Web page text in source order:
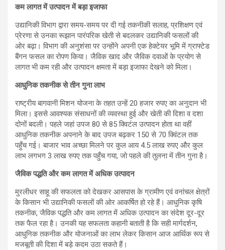
कम लागत में उत्पादन में बड़ा इजाफा
उद्यानिकी विभाग द्वारा समय-समय पर दी गई तकनीकी सलाह, प्रशिक्षण एवं
प्रेरणा से उनका रूझान पारंपरिक खेती से बदलकर उद्यानिकी फसलों की
ओर बढ़ा। विभाग की अनुशंसा पर उन्होंने अपनी एक हेक्टेयर भूमि में ग्राफ्टेड
बैंगन फसल का रोपण किया। जैविक खाद और जैविक दवाओं के प्रयोग से
लागत भी कम रही और उत्पादन क्षमता में बड़ा इजाफा देखने को मिला।
आधुनिक तकनीक से तीन गुना लाभ
राष्ट्रीय बागवानी मिशन योजना के तहत उन्हें 20 हजार रुपए का अनुदान भी
मिला। इससे आवश्यक संसाधनों की व्यवस्था हुई और खेती की दिशा व दशा
दोनों बदली। पहले जहां उपज 80 से 85 क्विटंल उत्पादन होता था वहीं
आधुनिक तकनीक अपनाने के बाद उपज बढ़कर 150 से 70 क्विंटल तक
पहुँच गई। बाजार भाव अच्छा मिलने पर कुल आय 4.5 लाख रुपए और कुल
लाभ लगभग 3 लाख रुपए तक पहुँच गया, जो पहले की तुलना में तीन गुना है।
जैविक पद्धति और कम लागत में अधिक उत्पादन
मुरलीधर साहू की सफलता को देखकर आसपास के ग्रामीण एवं वनांचल क्षेत्रों
के किसान भी उद्यानिकी फसलों की ओर आकर्षित हो रहे हैं। आधुनिक कृषि
तकनीक, जैविक पद्धति और कम लागत में अधिक उत्पादन का संदेश दूर-दूर
तक फैल रहा है। उनकी यह सफलता कहानी बताती है कि सही मार्गदर्शन,
आधुनिक तकनीक और योजनाओं का लाभ लेकर किसान आज आर्थिक रूप से
मजबूती की दिशा में बड़े कदम उठा सकते हैं।